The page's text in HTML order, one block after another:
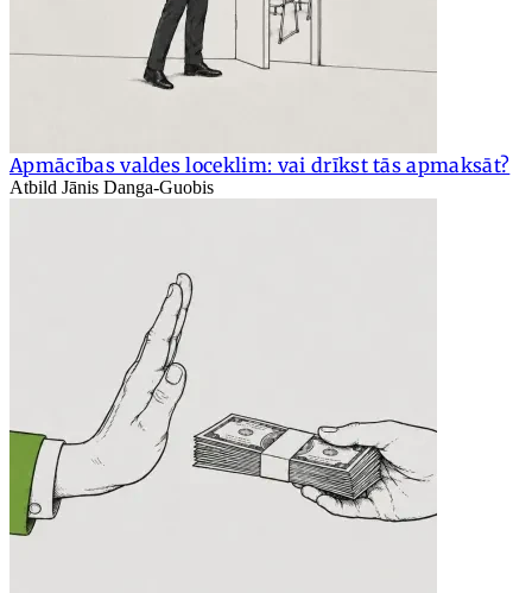
Apmācības valdes loceklim: vai drīkst tās apmaksāt?
Atbild Jānis Danga-Guobis